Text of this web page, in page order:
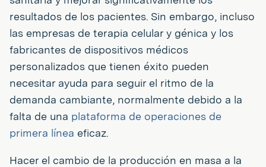
resultados de los pacientes. Sin embargo, incluso
las empresas de terapia celular y génica y los
fabricantes de dispositivos médicos
personalizados que tienen éxito pueden
necesitar ayuda para seguir el ritmo de la
demanda cambiante, normalmente debido a la
falta de una plataforma de operaciones de
primera línea eficaz.
Hacer el cambio de la producción en masa a la